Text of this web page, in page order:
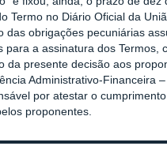
Termo no Diário Oficial da
das obrigações pecuniárias
para a assinatura dos Termos,
da presente decisão aos
Administrativo-Financeira
por atestar o
proponentes.